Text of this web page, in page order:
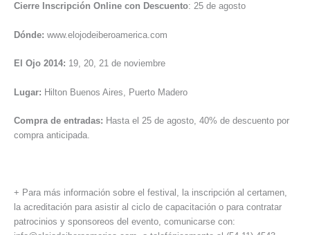
Cierre Inscripción Online con Descuento: 25 de agosto
Dónde: www.elojodeiberoamerica.com
El Ojo 2014: 19, 20, 21 de noviembre
Lugar: Hilton Buenos Aires, Puerto Madero
Compra de entradas: Hasta el 25 de agosto, 40% de descuento por
compra anticipada.
+ Para más información sobre el festival, la inscripción al certamen,
la acreditación para asistir al ciclo de capacitación o para contratar
patrocinios y sponsoreos del evento, comunicarse con: